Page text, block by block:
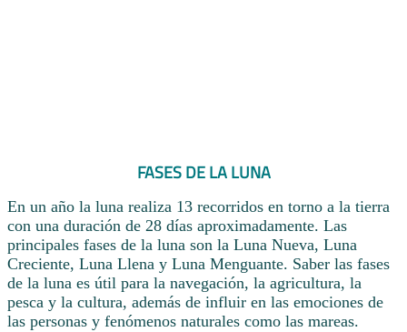
FASES DE LA LUNA
En un año la luna realiza 13 recorridos en torno a la tierra
con una duración de 28 días aproximadamente. Las
principales fases de la luna son la Luna Nueva, Luna
Creciente, Luna Llena y Luna Menguante. Saber las fases
de la luna es útil para la navegación, la agricultura, la
pesca y la cultura, además de influir en las emociones de
las personas y fenómenos naturales como las mareas.